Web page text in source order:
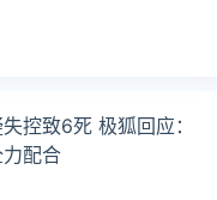
控致6死 极狐回应：
配合